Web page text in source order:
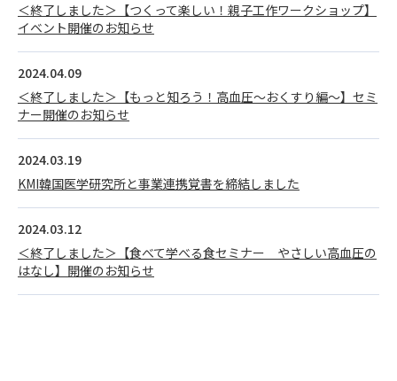
＜終了しました＞【つくって楽しい！親子工作ワークショップ】
イベント開催のお知らせ
2024.04.09
＜終了しました＞【もっと知ろう！高血圧～おくすり編～】セミ
ナー開催のお知らせ
2024.03.19
KMI韓国医学研究所と事業連携覚書を締結しました
2024.03.12
＜終了しました＞【食べて学べる食セミナー やさしい高血圧の
はなし】開催のお知らせ